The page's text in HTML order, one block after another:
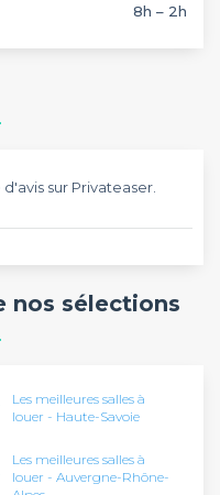
8h – 2h
sur Privateaser.
nos sélections
Les meilleures salles à
louer - Haute-Savoie
Les meilleures salles à
louer - Auvergne-Rhône-